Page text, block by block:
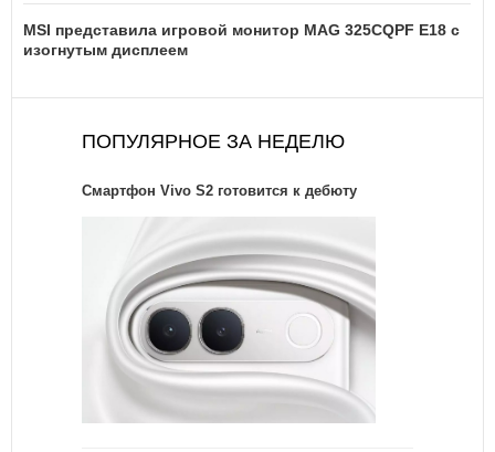
MSI представила игровой монитор MAG 325CQPF E18 с
изогнутым дисплеем
ПОПУЛЯРНОЕ ЗА НЕДЕЛЮ
Смартфон Vivo S2 готовится к дебюту